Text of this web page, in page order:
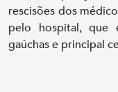
rescisões dos
pelo hospital, que
gaúchas e principal